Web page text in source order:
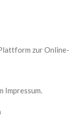
zur Online-
Impressum.